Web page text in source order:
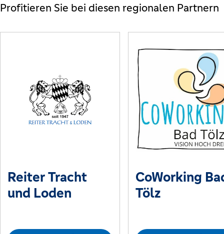
Profitieren Sie bei diesen regionalen Partnern
Reiter Tracht
und Loden
CoWorking
Tölz